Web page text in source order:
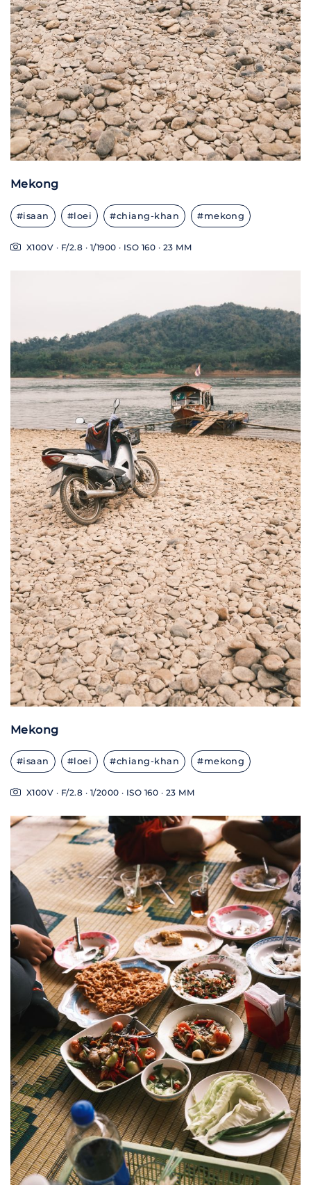
Mekong
#isaan #loei #chiang-khan #mekong
X100V · F/2.8 · 1/1900 · ISO 160 · 23 MM
Mekong
#isaan #loei #chiang-khan #mekong
X100V · F/2.8 · 1/2000 · ISO 160 · 23 MM